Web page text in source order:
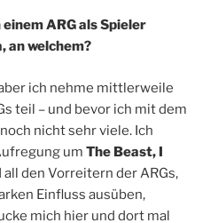
ARG als Spieler
an welchem?
ich nehme mittlerweile
teil – und bevor ich mit dem
nicht sehr viele. Ich
um The Beast, I
all den Vorreitern der ARGs,
Einfluss ausüben,
mich hier und dort mal